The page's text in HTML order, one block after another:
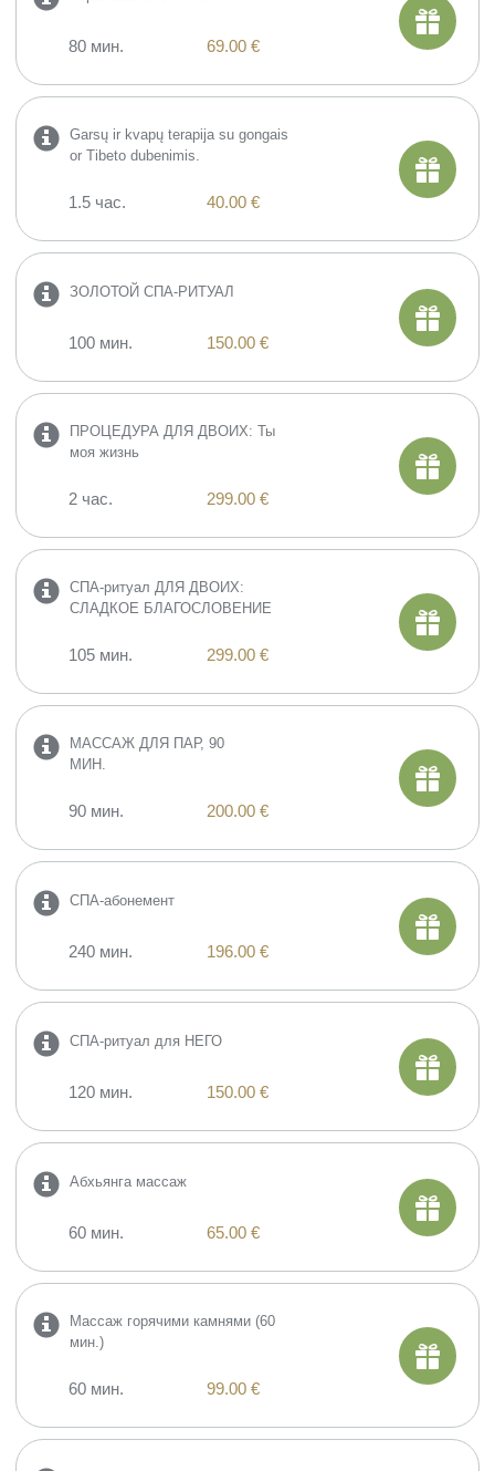
80 мин. 69.00 €
Garsų ir kvapų terapija su gongais
or Tibeto dubenimis.
1.5 час. 40.00 €
ЗОЛОТОЙ СПА-РИТУАЛ
100 мин. 150.00 €
ПРОЦЕДУРА ДЛЯ ДВОИХ: Ты
моя жизнь
2 час. 299.00 €
СПА-ритуал ДЛЯ ДВОИХ:
СЛАДКОЕ БЛАГОСЛОВЕНИЕ
105 мин. 299.00 €
МАССАЖ ДЛЯ ПАР, 90
МИН.
90 мин. 200.00 €
СПА-абонемент
240 мин. 196.00 €
СПА-ритуал для НЕГО
120 мин. 150.00 €
Абхьянга массаж
60 мин. 65.00 €
Массаж горячими камнями (60
мин.)
60 мин. 99.00 €